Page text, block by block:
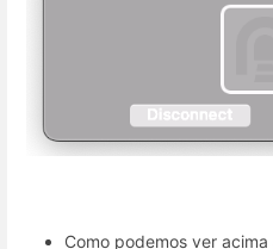
Como podemos ver